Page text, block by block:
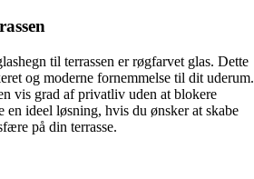
til terrassen er røgfarvet glas. Dette
og moderne fornemmelse til dit uderum.
vis grad af privatliv uden at blokere
ideel løsning, hvis du ønsker at skabe
på din terrasse.